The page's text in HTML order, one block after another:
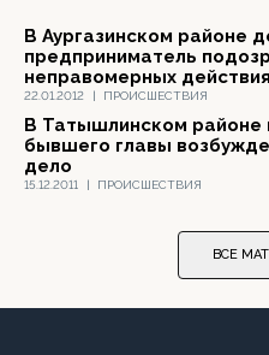
22.01.2012 | ПРОИСШЕСТВИЯ
В Аургазинском районе
предприниматель
неправомерных
15.12.2011 | ПРОИСШЕСТВИЯ
В Татышлинском районе
бывшего главы
дело
ВСЕ